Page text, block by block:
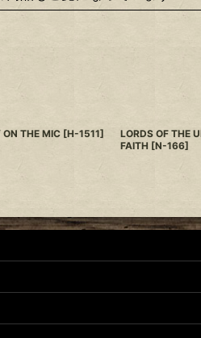
THE MIC [H-1511]
LORDS OF THE
FAITH [N-166]